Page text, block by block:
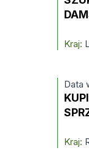
Kraj:
Data
Kraj: